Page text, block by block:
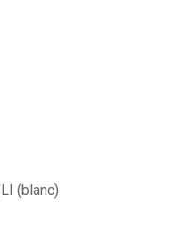
(blanc)